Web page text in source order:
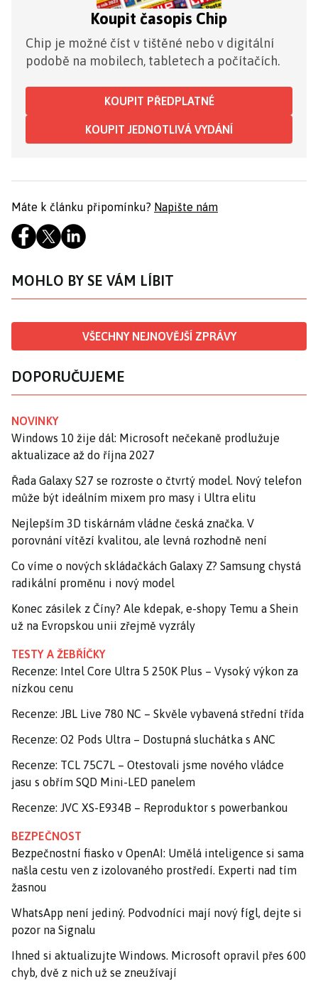
Koupit časopis Chip
Chip je možné číst v tištěné nebo v digitální
podobě na mobilech, tabletech a počítačích.
KOUPIT PŘEDPLATNÉ
KOUPIT JEDNOTLIVÁ VYDÁNÍ
Máte k článku připomínku? Napište nám
MOHLO BY SE VÁM LÍBIT
VŠECHNY NEJNOVĚJŠÍ ZPRÁVY
DOPORUČUJEME
NOVINKY
Windows 10 žije dál: Microsoft nečekaně prodlužuje
aktualizace až do října 2027
Řada Galaxy S27 se rozroste o čtvrtý model. Nový telefon
může být ideálním mixem pro masy i Ultra elitu
Nejlepším 3D tiskárnám vládne česká značka. V
porovnání vítězí kvalitou, ale levná rozhodně není
Co víme o nových skládačkách Galaxy Z? Samsung chystá
radikální proměnu i nový model
Konec zásilek z Číny? Ale kdepak, e-shopy Temu a Shein
už na Evropskou unii zřejmě vyzrály
TESTY A ŽEBŘÍČKY
Recenze: Intel Core Ultra 5 250K Plus – Vysoký výkon za
nízkou cenu
Recenze: JBL Live 780 NC – Skvěle vybavená střední třída
Recenze: O2 Pods Ultra – Dostupná sluchátka s ANC
Recenze: TCL 75C7L – Otestovali jsme nového vládce
jasu s obřím SQD Mini-LED panelem
Recenze: JVC XS-E934B – Reproduktor s powerbankou
BEZPEČNOST
Bezpečnostní fiasko v OpenAI: Umělá inteligence si sama
našla cestu ven z izolovaného prostředí. Experti nad tím
žasnou
WhatsApp není jediný. Podvodníci mají nový fígl, dejte si
pozor na Signalu
Ihned si aktualizujte Windows. Microsoft opravil přes 600
chyb, dvě z nich už se zneužívají